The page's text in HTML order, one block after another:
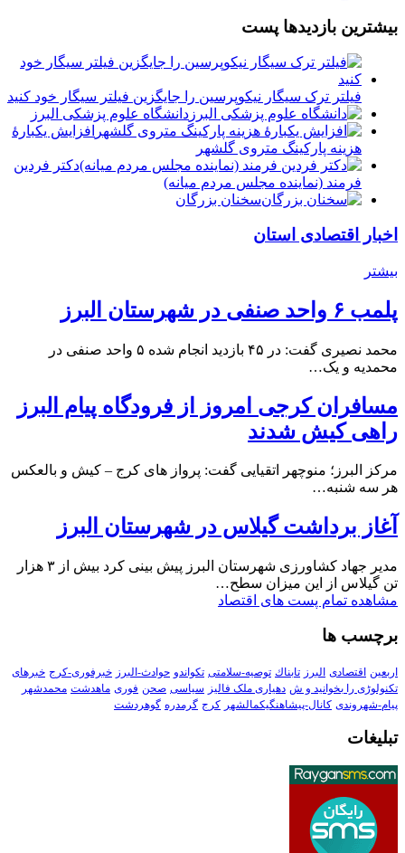
بیشترین بازدیدها پست
فیلتر ترک سیگار نیکوپرسین را جایگزین فیلتر سیگار خود کنید
دانشگاه علوم پزشکی البرز
افزایش یکبارۀ
هزینه پارکینگ متروی گلشهر
دكتر فردين
فرمند (نماينده مجلس مردم میانه)
سخنان بزرگان
اخبار اقتصادی استان
بیشتر
پلمب ۶ واحد صنفی در شهرستان البرز
محمد نصیری گفت: در ۴۵ بازدید انجام شده ۵ واحد صنفی در
محمدیه و یک…
مسافران کرجی امروز از فرودگاه پیام البرز
راهی کیش شدند
مرکز البرز؛ منوچهر اتقیایی گفت: پرواز های کرج – کیش و بالعکس
هر سه شنبه…
آغاز برداشت گیلاس در شهرستان البرز
مدیر جهاد کشاورزی شهرستان البرز پیش بینی کرد بیش از ۳ هزار
تن گیلاس از این میزان سطح…
مشاهده تمام پست های اقتصاد
برچسب ها
اربعین اقتصادی البرز تابناك توصیه-سلامتی تکواندو حوادث-البرز خبرفوری-کرج خبرهای
تکنولوڑی را بخوانید و ش دهیاری ملک فالیز سیاسی صحن فوری ماهدشت محمدشهر
پیام-شهروندی کانال-پیشاهنگیکمالشهر کرج گرمدره گوهردشت
تبلیغات